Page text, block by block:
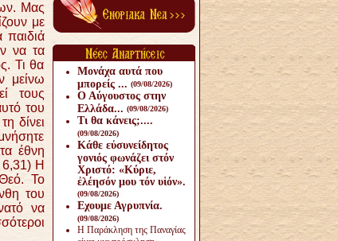
Μας
με
παιδιά
να τα
Τι θα
μείνω
τους
του
δίνει
έθνη
6,31) Η
Το
του
να
Μονάχα αυτά που
μπορείς ... (09/08/2026)
Ο Αύγουστος στην
Ελλάδα... (09/08/2026)
Τι θα κάνεις;....
(09/08/2026)
Κάθε εὐσυνείδητος
γονιός φωνάζει στόν
Χριστό: «Κύριε,
ἐλέησόν μου τόν υἱόν».
(09/08/2026)
Εχουμε Αγρυπνία.
(09/08/2026)
Η Παράκληση της Παναγίας